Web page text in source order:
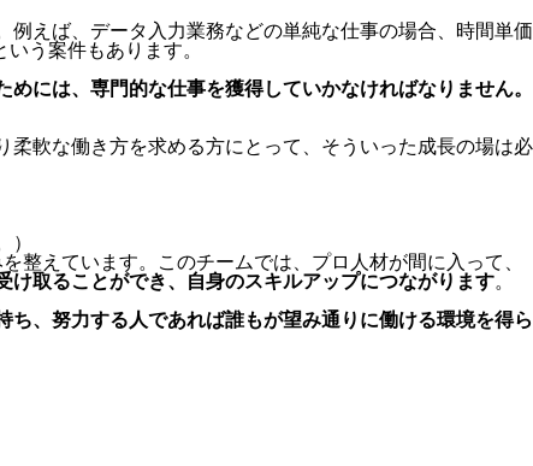
えば、データ入力業務などの単純な仕事の場合、時間単価
う案件もあります。
には、専門的な仕事を獲得していかなければなりません。
軟な働き方を求める方にとって、そういった成長の場は必
）
整えています。このチームでは、プロ人材が間に入って、
け取ることができ、自身のスキルアップにつながります。
、努力する人であれば誰もが望み通りに働ける環境を得ら